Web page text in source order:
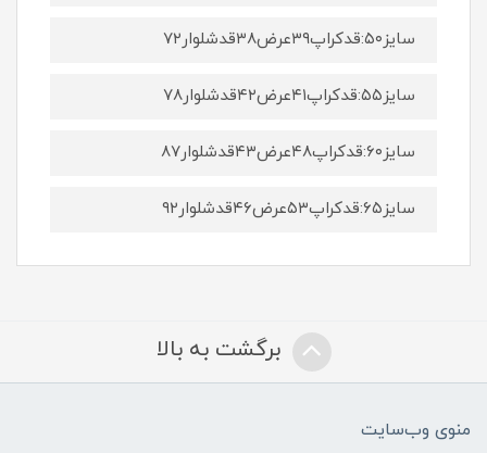
سایز۵۰:قدکراپ۳۹عرض۳۸قدشلوار۷۲
سایز۵۵:قدکراپ۴۱عرض۴۲قدشلوار۷۸
سایز۶۰:قدکراپ۴۸عرض۴۳قدشلوار۸۷
سایز۶۵:قدکراپ۵۳عرض۴۶قدشلوار۹۲
برگشت به بالا
منوی وب‌سایت